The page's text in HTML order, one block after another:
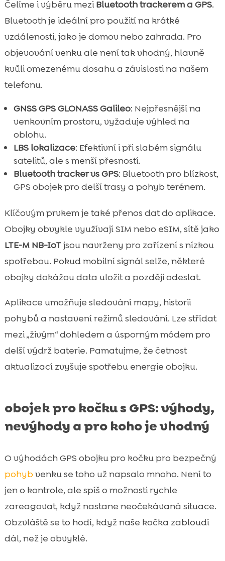
Čelíme i výběru meziBluetooth trackerem a GPS.
Bluetooth je ideální pro použití na krátké
vzdálenosti, jako je domov nebo zahrada. Pro
objevování venku ale není tak vhodný, hlavně
kvůli omezenému dosahu a závislosti na našem
telefonu.
GNSS GPS GLONASS Galileo: Nejpřesnější na
venkovním prostoru, vyžaduje výhled na
oblohu.
LBS lokalizace: Efektivní i při slabém signálu
satelitů, ale s menší přesností.
Bluetooth tracker vs GPS: Bluetooth pro blízkost,
GPS obojek pro delší trasy a pohyb terénem.
Klíčovým prvkem je také přenos dat do aplikace.
Obojky obvykle využívají SIM nebo eSIM, sítě jako
LTE-M NB-IoTjsou navrženy pro zařízení s nízkou
spotřebou. Pokud mobilní signál selže, některé
obojky dokážou data uložit a později odeslat.
Aplikace umožňuje sledování mapy, historii
pohybů a nastavení režimů sledování. Lze střídat
mezi „živým“ dohledem a úsporným módem pro
delší výdrž baterie. Pamatujme, že četnost
aktualizací zvyšuje spotřebu energie obojku.
obojek pro kočku s GPS: výhody,
nevýhody a pro koho je vhodný
O výhodách GPS obojku pro kočku pro bezpečný
pohybvenku se toho už napsalo mnoho. Není to
jen o kontrole, ale spíš o možnosti rychle
zareagovat, když nastane neočekávaná situace.
Obzvláště se to hodí, když naše kočka zabloudí
dál, než je obvyklé.